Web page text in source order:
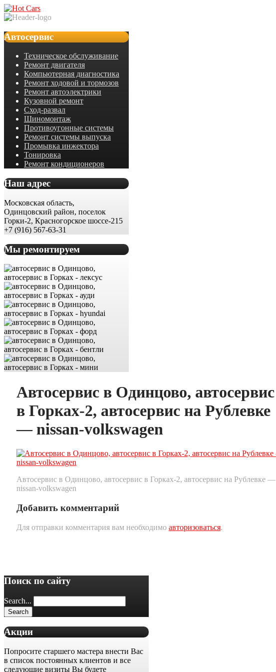
Автосервис
Техническое обслуживание
Ремонт двигателя
Компьютерная диагностика
Ремонт ходовой и тормозов
Ремонт автоэлектрики
Кузовной ремонт
Сход-развал
Шиномонтаж
Противоугонные системы
Ремонт системы выпуска
Промывка инжектора
Тонировка
Ремонт кондиционеров
Наш адрес
Московская область,
Одинцовский район, поселок
Горки-2, Красногорское шоссе-215
+7 (916) 567-63-31
Мы ремонтируем
Автосервис в Одинцово, автосервис
в Горках-2, автосервис на Рублевке
— nissan-volkswagen
Автосервис в Одинцово, автосервис в Горках-2, автосервис на Рублевке —
nissan-volkswagen
Добавить комментарий
Для отправки комментария вам необходимо авторизоваться.
Поиск по сайту
Search...
Акции
Попросите старшего мастера внести Вас
в список постоянных клиентов и все
следующие визиты Вы будете